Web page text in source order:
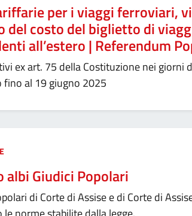
per i viaggi ferroviari,
del costo del biglietto di
all’estero | Referendum
ex art. 75 della Costituzione nei giorni
al 19 giugno 2025
Giudici Popolari
di Corte di Assise e di Corte di